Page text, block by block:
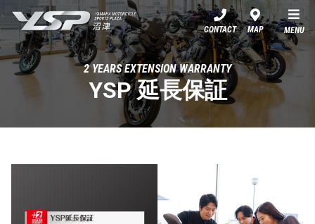
YSP沼津
CONTACT MAP MENU
2 YEARS EXTENSION WARRANTY
YSP 延長保証